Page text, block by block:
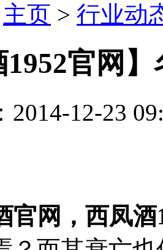
主页 > 行业动
1952官网
2014-12-23
官网，西凤酒